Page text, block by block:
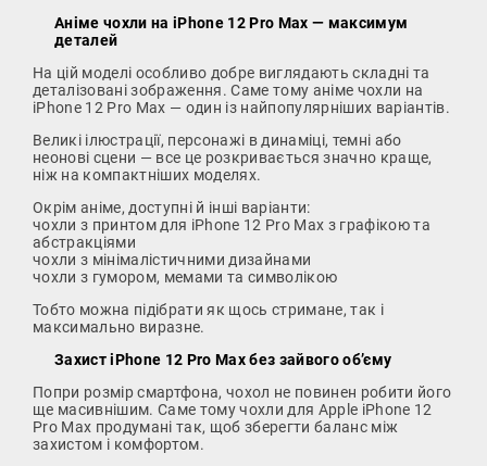
Аніме чохли на iPhone 12 Pro Max — максимум
деталей
На цій моделі особливо добре виглядають складні та
деталізовані зображення. Саме тому аніме чохли на
iPhone 12 Pro Max — один із найпопулярніших варіантів.
Великі ілюстрації, персонажі в динаміці, темні або
неонові сцени — все це розкривається значно краще,
ніж на компактніших моделях.
Окрім аніме, доступні й інші варіанти:
чохли з принтом для iPhone 12 Pro Max з графікою та
абстракціями
чохли з мінімалістичними дизайнами
чохли з гумором, мемами та символікою
Тобто можна підібрати як щось стримане, так і
максимально виразне.
Захист iPhone 12 Pro Max без зайвого об’єму
Попри розмір смартфона, чохол не повинен робити його
ще масивнішим. Саме тому чохли для Apple iPhone 12
Pro Max продумані так, щоб зберегти баланс між
захистом і комфортом.